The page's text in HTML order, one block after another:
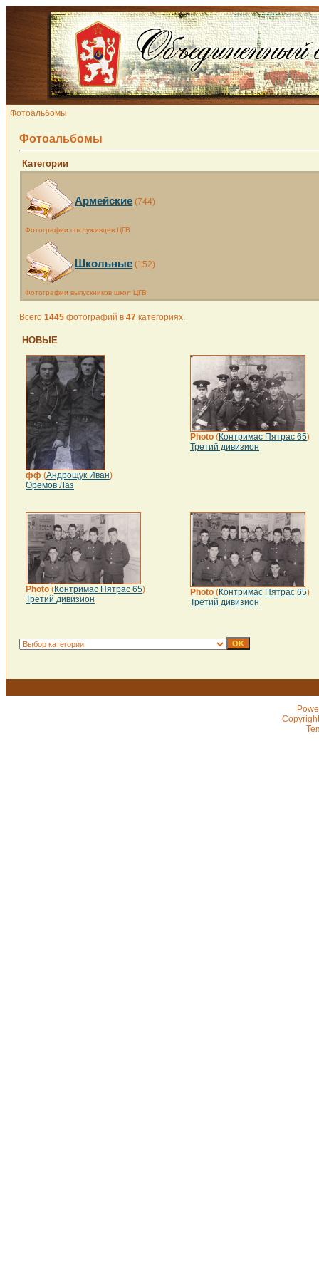
Фотоальбомы
Фотоальбомы
Категории
Армейские (744)
Фотографии сослуживцев ЦГВ
Школьные (152)
Фотографии выпускников школ ЦГВ
Всего 1445 фотографий в 47 категориях.
НОВЫЕ
фф (Андрощук Иван)
Оремов Лаз
Photo (Контримас Пятрас 65)
Третий дивизион
Photo (Контримас Пятрас 65)
Третий дивизион
Photo (Контримас Пятрас 65)
Третий дивизион